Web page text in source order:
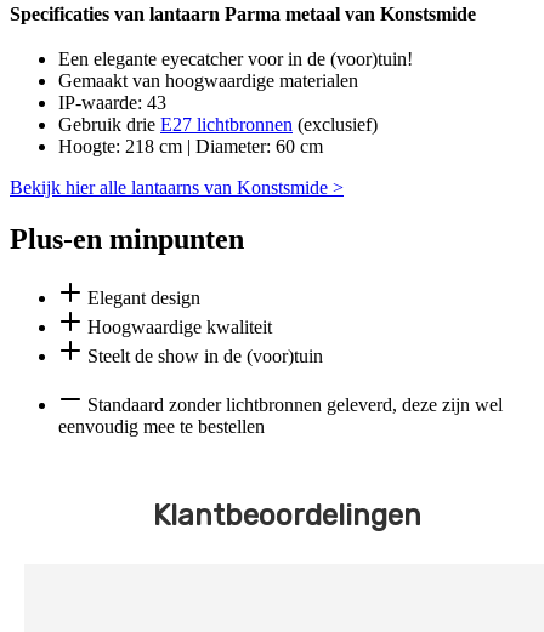
Specificaties van lantaarn Parma metaal van Konstsmide
Een elegante eyecatcher voor in de (voor)tuin!
Gemaakt van hoogwaardige materialen
IP-waarde: 43
Gebruik drie E27 lichtbronnen (exclusief)
Hoogte: 218 cm | Diameter: 60 cm
Bekijk hier alle lantaarns van Konstsmide >
Plus-en minpunten
Elegant design
Hoogwaardige kwaliteit
Steelt de show in de (voor)tuin
Standaard zonder lichtbronnen geleverd, deze zijn wel
eenvoudig mee te bestellen
Klantbeoordelingen